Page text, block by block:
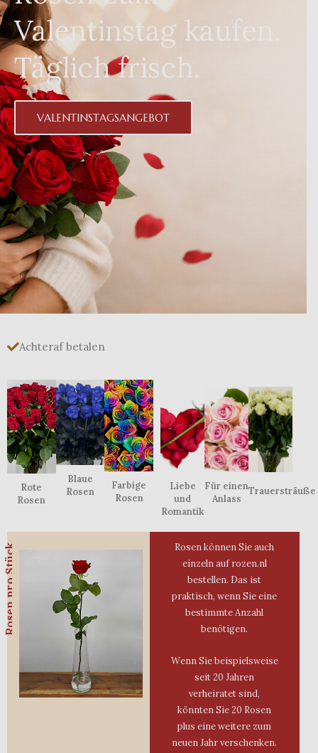
Valentinstag kaufen.
Täglich frisch.
VALENTINSTAGSANGEBOT
Achteraf betalen
Rote
Rosen
Blaue
Rosen
Farbige
Rosen
Liebe
und
Romantik
Für einen
Anlass
Trauersträuße
Rosen pro Stück
Rosen können Sie auch
einzeln auf rozen.nl
bestellen. Das ist
praktisch, wenn Sie eine
bestimmte Anzahl
benötigen.
Wenn Sie beispielsweise
seit 20 Jahren
verheiratet sind,
könnten Sie 20 Rosen
plus eine weitere zum
neuen Jahr verschenken.